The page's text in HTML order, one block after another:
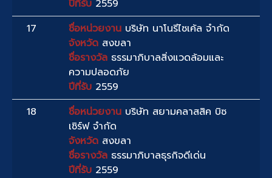
ปีที่รับ 2559
17
ชื่อหน่วยงาน บริษัท นาโนรีไซเค้ล จำกัด
จังหวัด สงขลา
ชื่อรางวัล ธรรมาภิบาลสิ่งแวดล้อมและ
ความปลอดภัย
ปีที่รับ 2559
18
ชื่อหน่วยงาน บริษัท สยามคลาสสิค บิซ
เซิร์ฟ จำกัด
จังหวัด สงขลา
ชื่อรางวัล ธรรมาภิบาลธุรกิจดีเด่น
ปีที่รับ 2559